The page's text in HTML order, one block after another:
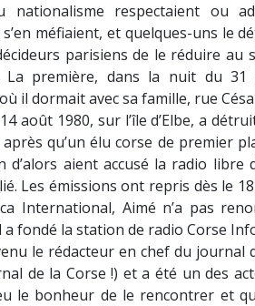
nationalisme respectaient ou
méfiaient, et quelques-uns le
parisiens de le réduire au
La première, dans la nuit du
il dormait avec sa famille, rue
août 1980, sur l’île d’Elbe, a
qu’un élu corse de premier
d’alors aient accusé la radio
Les émissions ont repris dès le
International, Aimé n’a pas
a fondé la station de radio Corse
le rédacteur en chef du journal
de la Corse !) et a été un des
le bonheur de le rencontrer et